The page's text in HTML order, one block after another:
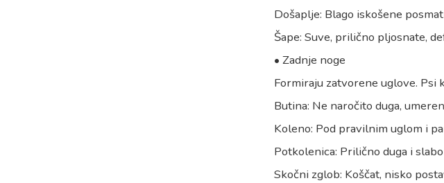
Došaplje: Blago iskošene
Šape: Suve, prilično pljosnate,
• Zadnje noge
Formiraju zatvorene uglove. Psi
Butina: Ne naročito duga,
Koleno: Pod pravilnim uglom i
Potkolenica: Prilično duga i
Skočni zglob: Koščat, nisko